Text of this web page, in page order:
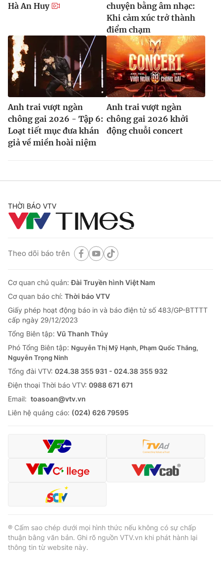
Hà An Huy
chuyện bằng âm nhạc:
Khi cảm xúc trở thành
điểm chạm
Anh trai vượt ngàn
chông gai 2026 - Tập 6:
Loạt tiết mục đưa khán
giả về miền hoài niệm
Anh trai vượt ngàn
chông gai 2026 khởi
động chuỗi concert
THỜI BÁO VTV
Theo dõi báo trên
Cơ quan chủ quản:Đài Truyền hình Việt Nam
Cơ quan báo chí: Thời báo VTV
Giấy phép hoạt động báo in và báo điện tử số 483/GP-BTTTT
cấp ngày 29/12/2023
Tổng Biên tập: Vũ Thanh Thủy
Phó Tổng Biên tập: Nguyễn Thị Mỹ Hạnh, Phạm Quốc Thắng,
Nguyễn Trọng Ninh
Tổng đài VTV: 024.38 355 931 - 024.38 355 932
Ðiện thoại Thời báo VTV: 0988 671 671
Email: toasoan@vtv.vn
Liên hệ quảng cáo: (024) 626 79595
® Cấm sao chép dưới mọi hình thức nếu không có sự chấp
thuận bằng văn bản. Ghi rõ nguồn VTV.vn khi phát hành lại
thông tin từ website này.